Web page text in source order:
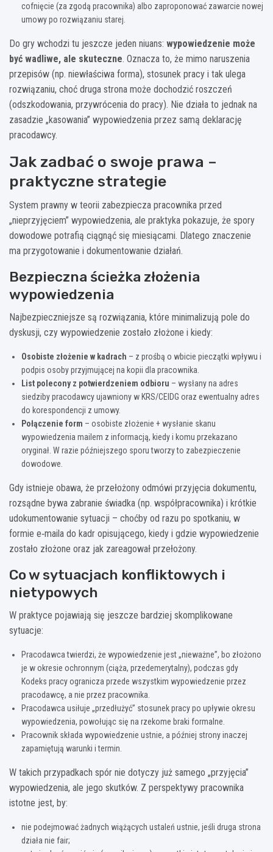
cofnięcie (za zgodą pracownika) albo zaproponować zawarcie nowej
umowy po rozwiązaniu starej.
Do gry wchodzi tu jeszcze jeden niuans: wypowiedzenie może
być wadliwe, ale skuteczne. Oznacza to, że mimo naruszenia
przepisów (np. niewłaściwa forma), stosunek pracy i tak ulega
rozwiązaniu, choć druga strona może dochodzić roszczeń
(odszkodowania, przywrócenia do pracy). Nie działa to jednak na
zasadzie „kasowania” wypowiedzenia przez samą deklarację
pracodawcy.
Jak zadbać o swoje prawa –
praktyczne strategie
System prawny w teorii zabezpiecza pracownika przed
„nieprzyjęciem” wypowiedzenia, ale praktyka pokazuje, że spory
dowodowe potrafią ciągnąć się miesiącami. Dlatego znaczenie
ma przygotowanie i dokumentowanie działań.
Bezpieczna ścieżka złożenia
wypowiedzenia
Najbezpieczniejsze są rozwiązania, które minimalizują pole do
dyskusji, czy wypowiedzenie zostało złożone i kiedy:
Osobiste złożenie w kadrach – z prośbą o wbicie pieczątki wpływu i
podpis osoby przyjmującej na kopii dla pracownika.
List polecony z potwierdzeniem odbioru – wysłany na adres
siedziby pracodawcy ujawniony w KRS/CEIDG oraz ewentualny adres
do korespondencji z umowy.
Połączenie form – osobiste złożenie + wysłanie skanu
wypowiedzenia mailem z informacją, kiedy i komu przekazano
oryginał. W razie późniejszego sporu tworzy to zabezpieczenie
dowodowe.
Gdy istnieje obawa, że przełożony odmówi przyjęcia dokumentu,
rozsądne bywa zabranie świadka (np. współpracownika) i krótkie
udokumentowanie sytuacji – choćby od razu po spotkaniu, w
formie e‑maila do kadr opisującego, kiedy i gdzie wypowiedzenie
zostało złożone oraz jak zareagował przełożony.
Co w sytuacjach konfliktowych i
nietypowych
W praktyce pojawiają się jeszcze bardziej skomplikowane
sytuacje:
Pracodawca twierdzi, że wypowiedzenie jest „nieważne”, bo złożono
je w okresie ochronnym (ciąża, przedemerytalny), podczas gdy
Kodeks pracy ogranicza przede wszystkim wypowiedzenie przez
pracodawcę, a nie przez pracownika.
Pracodawca usiłuje „przedłużyć” stosunek pracy po upływie okresu
wypowiedzenia, powołując się na rzekome braki formalne.
Pracownik składa wypowiedzenie ustnie, a później strony inaczej
zapamiętują warunki i termin.
W takich przypadkach spór nie dotyczy już samego „przyjęcia”
wypowiedzenia, ale jego skutków. Z perspektywy pracownika
istotne jest, by:
nie podejmować żadnych wiążących ustaleń ustnie, jeśli druga strona
działa nie fair;